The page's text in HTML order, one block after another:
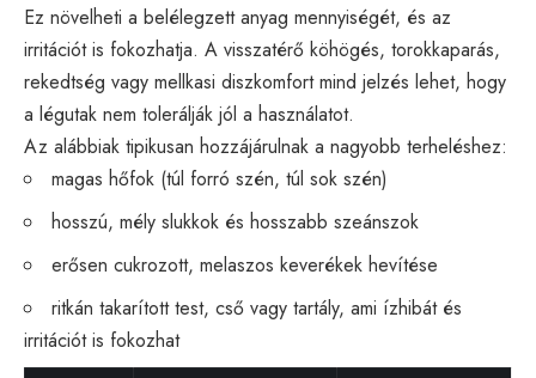
Ez növelheti a belélegzett anyag mennyiségét, és az
irritációt is fokozhatja. A visszatérő köhögés, torokkaparás,
rekedtség vagy mellkasi diszkomfort mind jelzés lehet, hogy
a légutak nem tolerálják jól a használatot.
Az alábbiak tipikusan hozzájárulnak a nagyobb terheléshez:
magas hőfok (túl forró szén, túl sok szén)
hosszú, mély slukkok és hosszabb szeánszok
erősen cukrozott, melaszos keverékek hevítése
ritkán takarított test, cső vagy tartály, ami ízhibát és
irritációt is fokozhat